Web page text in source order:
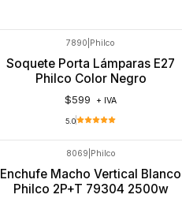
7890 Philco
Soquete Porta Lámparas E27
Philco Color Negro
$599 + IVA
5.0
8069 Philco
Enchufe Macho Vertical Blanco
Philco 2P+T 79304 2500w